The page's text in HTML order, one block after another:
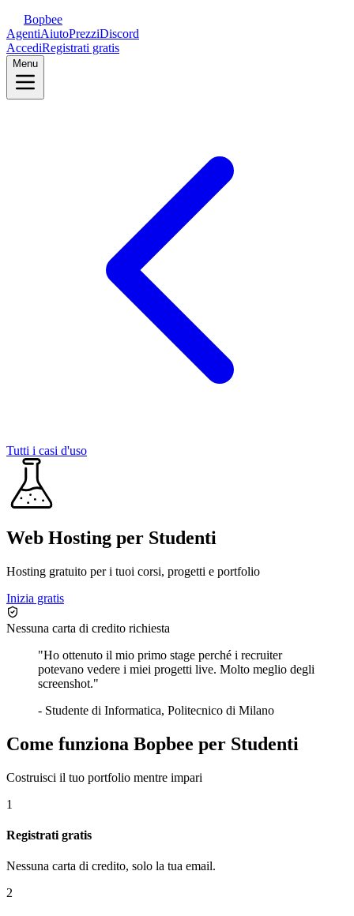
Bopbee
AgentiAiutoPrezziDiscord
AccediRegistrati gratis
Menu
Tutti i casi d'uso
Web Hosting per Studenti
Hosting gratuito per i tuoi corsi, progetti e portfolio
Inizia gratis
Nessuna carta di credito richiesta
"Ho ottenuto il mio primo stage perché i recruiter
potevano vedere i miei progetti live. Molto meglio degli
screenshot."
- Studente di Informatica, Politecnico di Milano
Come funziona Bopbee per Studenti
Costruisci il tuo portfolio mentre impari
1
Registrati gratis
Nessuna carta di credito, solo la tua email.
2